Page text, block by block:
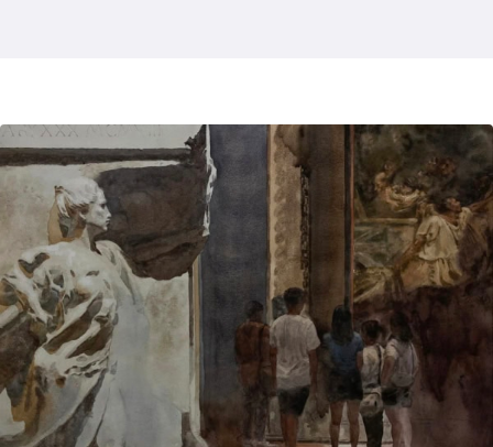
製品
イベント
ブログ
リソース
販売店を探す